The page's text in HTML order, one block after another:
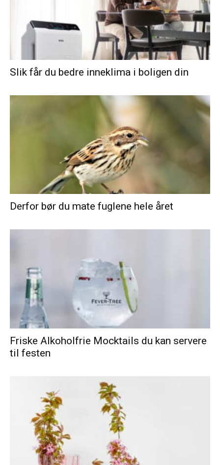
Slik får du bedre inneklima i boligen din
Derfor bør du mate fuglene hele året
Friske Alkoholfrie Mocktails du kan servere
til festen